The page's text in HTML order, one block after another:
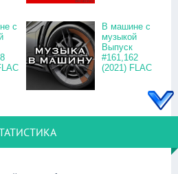
с
В машине с
музыкой
Выпуск
#161,162
(2021) FLAC